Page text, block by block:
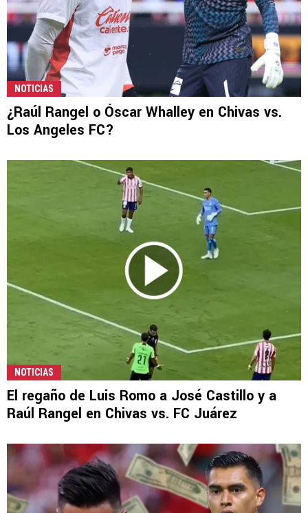
NOTICIAS
¿Raúl Rangel o Óscar Whalley en Chivas vs.
Los Angeles FC?
NOTICIAS
El regaño de Luis Romo a José Castillo y a
Raúl Rangel en Chivas vs. FC Juárez